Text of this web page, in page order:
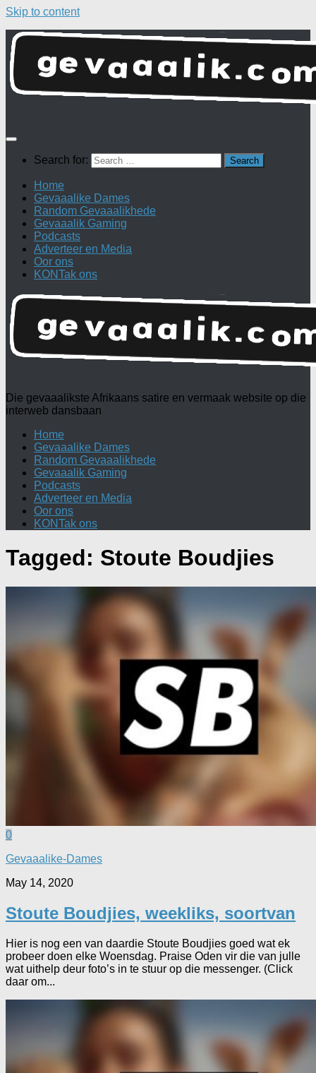
Skip to content
Search for:
Home
Gevaaalike Dames
Random Gevaaalikhede
Gevaaalik Gaming
Podcasts
Adverteer en Media
Oor ons
KONTak ons
Die gevaaalikste Afrikaans satire en vermaak website op die
interweb dansbaan
Home
Gevaaalike Dames
Random Gevaaalikhede
Gevaaalik Gaming
Podcasts
Adverteer en Media
Oor ons
KONTak ons
Tagged: Stoute Boudjies
0
Gevaaalike-Dames
May 14, 2020
Stoute Boudjies, weekliks, soortvan
Hier is nog een van daardie Stoute Boudjies goed wat ek
probeer doen elke Woensdag. Praise Oden vir die van julle
wat uithelp deur foto’s in te stuur op die messenger. (Click
daar om...